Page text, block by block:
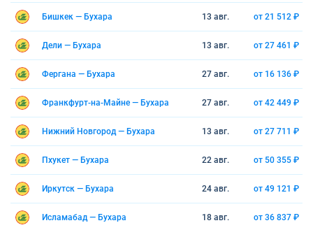
Бишкек — Бухара 13 авг. от 21 512 ₽
Дели — Бухара 13 авг. от 27 461 ₽
Фергана — Бухара 27 авг. от 16 136 ₽
Франкфурт-на-Майне — Бухара 27 авг. от 42 449 ₽
Нижний Новгород — Бухара 13 авг. от 27 711 ₽
Пхукет — Бухара 22 авг. от 50 355 ₽
Иркутск — Бухара 24 авг. от 49 121 ₽
Исламабад — Бухара 18 авг. от 36 837 ₽